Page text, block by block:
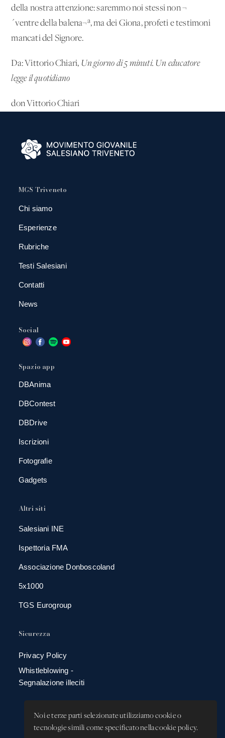
Noi e terze parti selezionate utilizziamo cookie o
tecnologie simili come specificato nella cookie policy.
della nostra attenzione: saremmo noi stessi non ¬
´ventre della balena¬ª, ma dei Giona, profeti e testimoni
mancati del Signore.
Da: Vittorio Chiari, Un giorno di 5 minuti. Un educatore
legge il quotidiano
don Vittorio Chiari
MGS Triveneto
Chi siamo
Esperienze
Rubriche
Testi Salesiani
Contatti
News
Social
Spazio app
DBAnima
DBContest
DBDrive
Iscrizioni
Fotografie
Gadgets
Altri siti
Salesiani INE
Ispettoria FMA
Associazione Donboscoland
5x1000
TGS Eurogroup
Sicurezza
Privacy Policy
Whistleblowing -
Segnalazione illeciti